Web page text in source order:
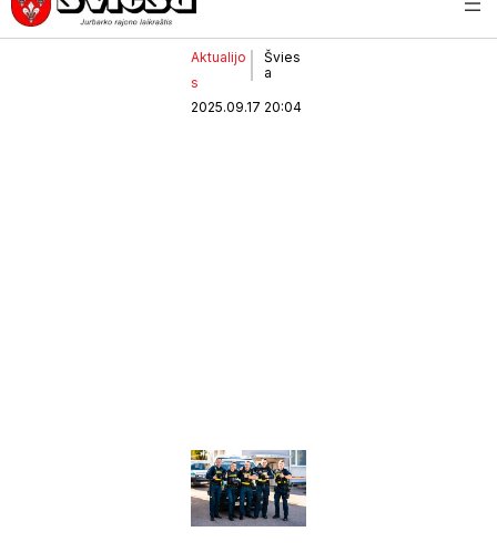
šalyje
Aktualijo
s
Švies
a
2025.09.17 20:04